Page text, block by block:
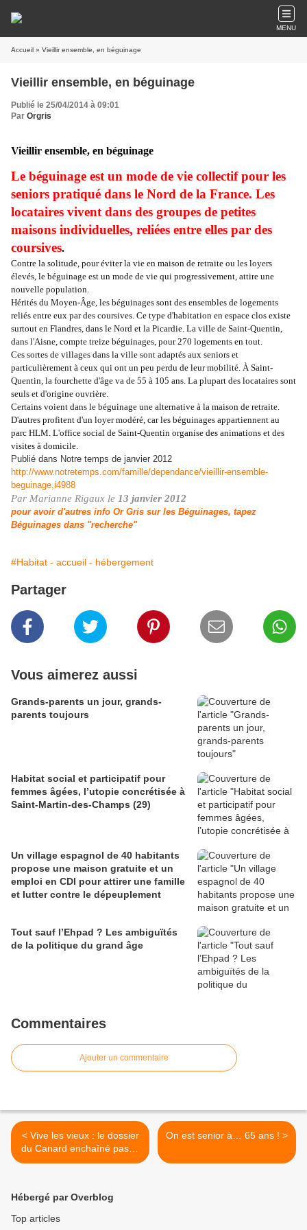
MENU
Accueil » Vieillir ensemble, en béguinage
Vieillir ensemble, en béguinage
Publié le 25/04/2014 à 09:01
Par Orgris
Vieillir ensemble, en béguinage
Le béguinage est un mode de vie collectif pour les
seniors pratiqué dans le Nord de la France. Les
locataires vivent dans des groupes de petites
maisons individuelles, reliées entre elles par des
coursives.
Contre la solitude, pour éviter la vie en maison de retraite ou les loyers
élevés, le béguinage est un mode de vie qui progressivement, attire une
nouvelle population.
Hérités du Moyen-Âge, les béguinages sont des ensembles de logements
reliés entre eux par des coursives. Ce type d'habitation en espace clos existe
surtout en Flandres, dans le Nord et la Picardie. La ville de Saint-Quentin,
dans l'Aisne, compte treize béguinages, pour 270 logements en tout.
Ces sortes de villages dans la ville sont adaptés aux seniors et
particulièrement à ceux qui ont un peu perdu de leur mobilité. À Saint-
Quentin, la fourchette d'âge va de 55 à 105 ans. La plupart des locataires sont
seuls et d'origine ouvrière.
Certains voient dans le béguinage une alternative à la maison de retraite.
D'autres profitent d'un loyer modéré, car les béguinages appartiennent au
parc HLM. L'office social de Saint-Quentin organise des animations et des
visites à domicile.
Publié dans Notre temps de janvier 2012
http://www.notretemps.com/famille/dependance/vieillir-ensemble-
beguinage,i4988
Par Marianne Rigaux le 13 janvier 2012
pour avoir d'autres info Or Gris sur les Béguinages, tapez
Béguinages dans "recherche"
#Habitat - accueil - hébergement
Partager
Vous aimerez aussi
Grands-parents un jour, grands-
parents toujours
Habitat social et participatif pour
femmes âgées, l’utopie concrétisée à
Saint-Martin-des-Champs (29)
Un village espagnol de 40 habitants
propose une maison gratuite et un
emploi en CDI pour attirer une famille
et lutter contre le dépeuplement
Tout sauf l’Ehpad ? Les ambiguïtés
de la politique du grand âge
Commentaires
Ajouter un commentaire
< Vive les vieux : le dossier
du Canard enchaîné passe
les personnes âgées à la
On est senior à… 65 ans ! >
Hébergé par Overblog
Top articles